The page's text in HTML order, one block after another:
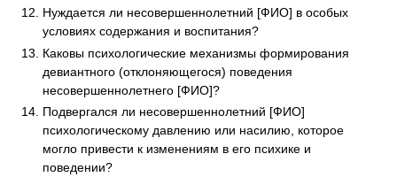
Нуждается ли несовершеннолетний [ФИО] в особых
условиях содержания и воспитания?
Каковы психологические механизмы формирования
девиантного (отклоняющегося) поведения
несовершеннолетнего [ФИО]?
Подвергался ли несовершеннолетний [ФИО]
психологическому давлению или насилию, которое
могло привести к изменениям в его психике и
поведении?